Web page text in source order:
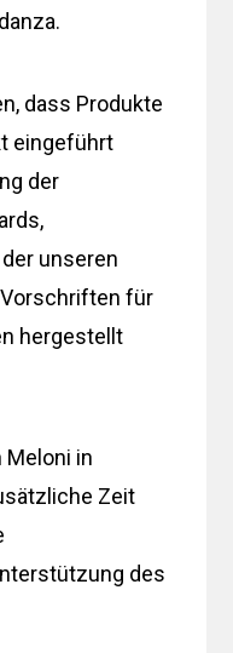
dass Produkte
eingeführt
der
unseren
für
hergestellt
in
Zeit
des